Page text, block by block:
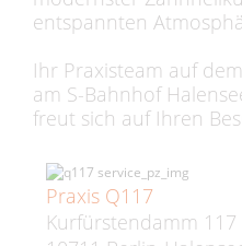
entspannten
Ihr Praxisteam auf
am S-Bahnhof
freut sich auf Ihren
Praxis Q117
Kurfürstendamm 117